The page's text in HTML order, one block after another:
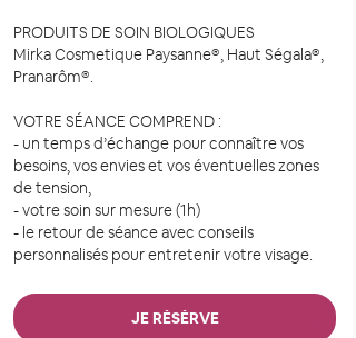
PRODUITS DE SOIN BIOLOGIQUES
Mirka Cosmetique Paysanne®, Haut Ségala®,
Pranarôm®.
VOTRE SÉANCE COMPREND :
- un temps d’échange pour connaître vos
besoins, vos envies et vos éventuelles zones
de tension,
- votre soin sur mesure (1h)
- le retour de séance avec conseils
personnalisés pour entretenir votre visage.
JE RÉSÈRVE